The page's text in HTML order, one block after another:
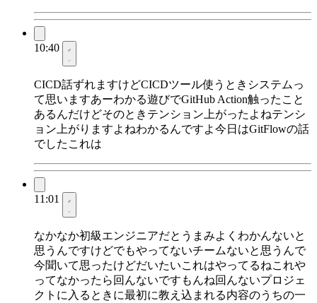
10:40
CICD話ずれますけどCICDツール使うときシステムっ
て思いますあーわかる遊びでGitHub Action触ったこと
あるんだけどそのときテンション上がったよねテンシ
ョン上がりますよねわかるんですよ今日はGitFlowの話
でしたこれは
11:01
なかなか初級エンジニアだとうまみよくわかんないと
思うんですけどでもやってないチームないと思うんで
今聞いて思ったけどだいたいこれはやってるねこれや
ってなかったら回んないですもんね回んないプロジェ
クトに入るときに最初に教え込まれる内容のうちの一